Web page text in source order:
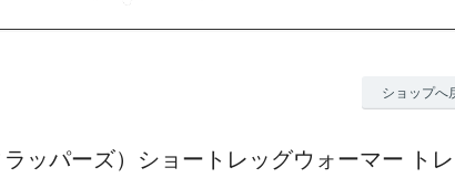
ショップへ
ラッパーズ）ショートレッグウォーマー ト